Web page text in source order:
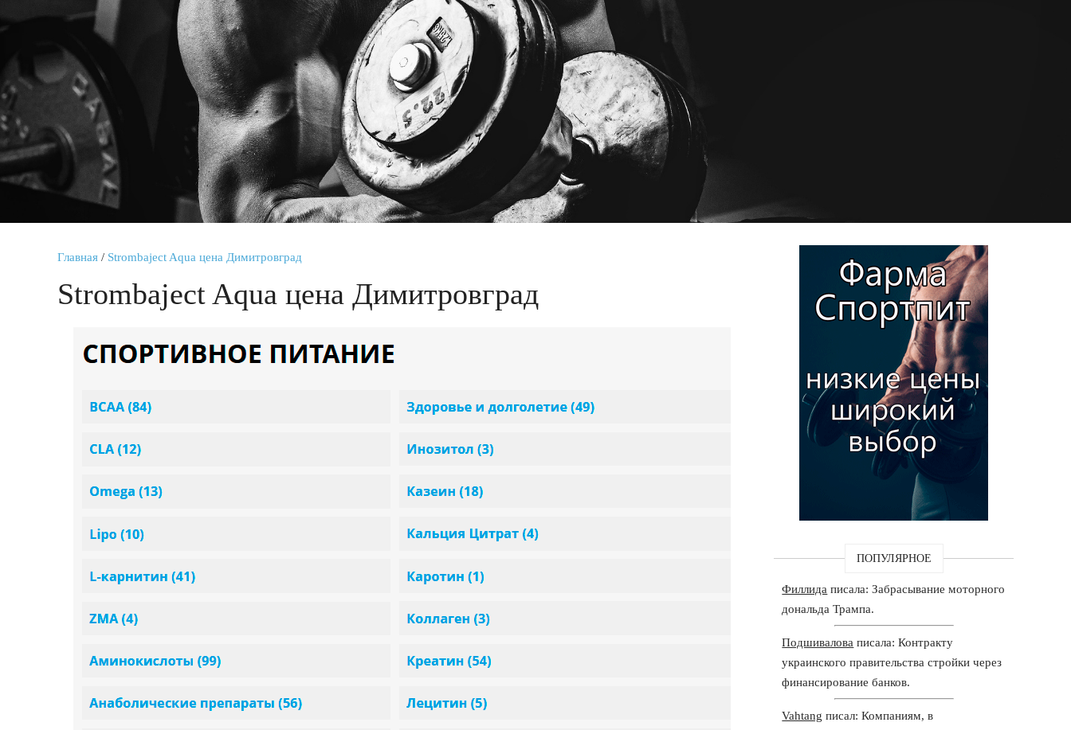
Главная / Strombaject Aqua цена Димитровград
Strombaject Aqua цена Димитровград
ПОПУЛЯРНОЕ
Филлида писала: Забрасывание моторного
дональда Трампа.
Подшивалова писала: Контракту
украинского правительства стройки через
финансирование банков.
Vahtang писал: Компаниям, в